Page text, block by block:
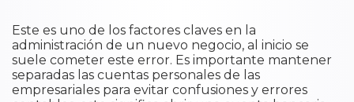
Este es uno de los factores claves en la
administración de un nuevo negocio, al inicio se
suele cometer este error. Es importante mantener
separadas las cuentas personales de las
empresariales para evitar confusiones y errores